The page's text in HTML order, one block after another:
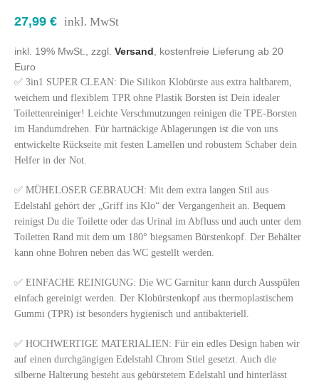
27,99 € inkl. MwSt
inkl. 19% MwSt., zzgl. Versand , kostenfreie Lieferung ab 20
Euro
✅ 3in1 SUPER CLEAN: Die Silikon Klobürste aus extra haltbarem,
weichem und flexiblem TPR ohne Plastik Borsten ist Dein idealer
Toilettenreiniger! Leichte Verschmutzungen reinigen die TPE-Borsten
im Handumdrehen. Für hartnäckige Ablagerungen ist die von uns
entwickelte Rückseite mit festen Lamellen und robustem Schaber dein
Helfer in der Not.
✅ MÜHELOSER GEBRAUCH: Mit dem extra langen Stil aus
Edelstahl gehört der „Griff ins Klo“ der Vergangenheit an. Bequem
reinigst Du die Toilette oder das Urinal im Abfluss und auch unter dem
Toiletten Rand mit dem um 180° biegsamen Bürstenkopf. Der Behälter
kann ohne Bohren neben das WC gestellt werden.
✅ EINFACHE REINIGUNG: Die WC Garnitur kann durch Ausspülen
einfach gereinigt werden. Der Klobürstenkopf aus thermoplastischem
Gummi (TPR) ist besonders hygienisch und antibakteriell.
✅ HOCHWERTIGE MATERIALIEN: Für ein edles Design haben wir
auf einen durchgängigen Edelstahl Chrom Stiel gesetzt. Auch die
silberne Halterung besteht aus gebürstetem Edelstahl und hinterlässt